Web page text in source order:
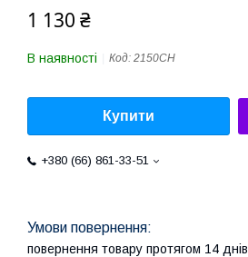
1 130 ₴
В наявності Код: 2150CH
Купити
+380 (66) 861-33-51
повернення товару протягом 14 днів